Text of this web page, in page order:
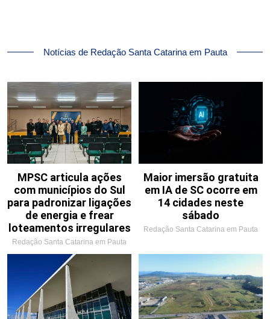
Notícias de Redação Santa Catarina em Pauta
MPSC articula ações
com municípios do Sul
para padronizar ligações
de energia e frear
loteamentos irregulares
Redação Santa Catarina em Pauta
Maior imersão gratuita
em IA de SC ocorre em
14 cidades neste
sábado
Redação Santa Catarina em Pauta